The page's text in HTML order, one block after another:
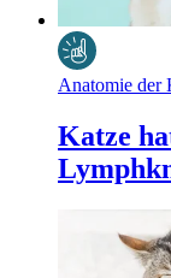
Anatomie der
Katze